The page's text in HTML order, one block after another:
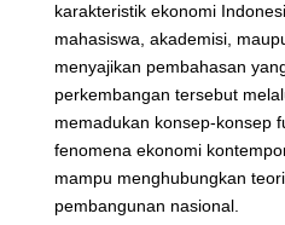
karakteristik ekonomi
mahasiswa, akademisi,
menyajikan pembahasan
perkembangan tersebut
memadukan konsep-konsep
fenomena ekonomi
mampu menghubungkan
pembangunan nasional.